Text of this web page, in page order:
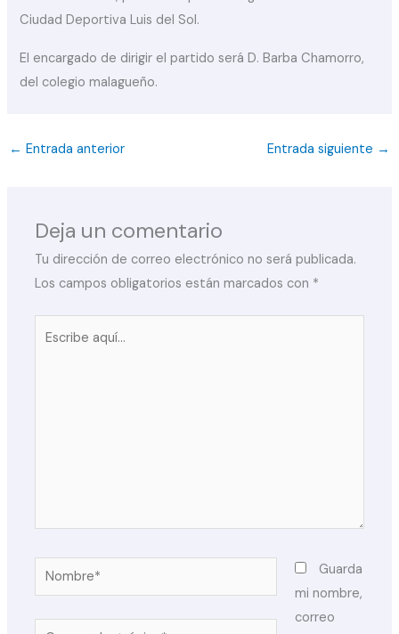
Ciudad Deportiva Luis del Sol.
El encargado de dirigir el partido será D. Barba Chamorro,
del colegio malagueño.
← Entrada anterior Entrada siguiente →
Deja un comentario
Tu dirección de correo electrónico no será publicada.
Los campos obligatorios están marcados con *
Nombre*
Correo
Guarda
mi nombre,
correo